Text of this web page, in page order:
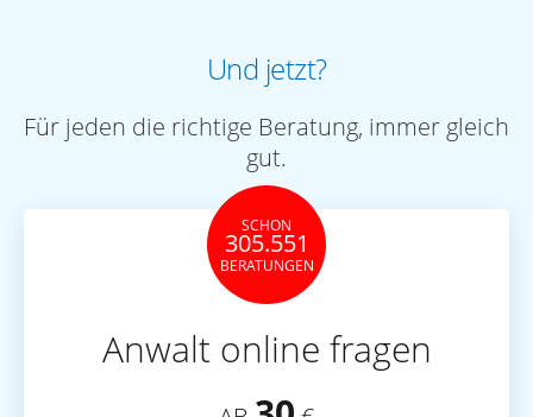
Und jetzt?
Für jeden die richtige Beratung, immer gleich
gut.
SCHON
305.551
BERATUNGEN
Anwalt online fragen